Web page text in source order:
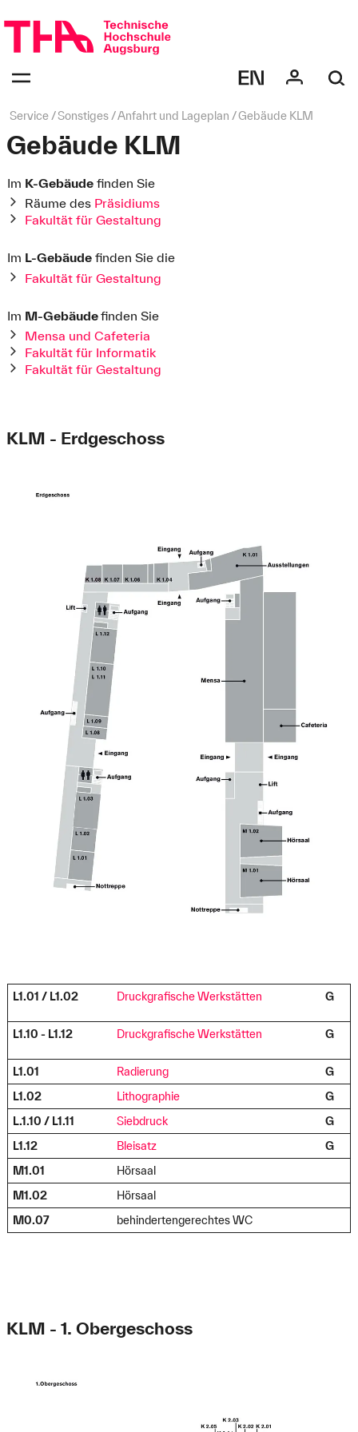
überspringen
bestätigen
des
Seitenpfad:
Service Sonstiges Anfahrt und Lageplan Gebäude KLM
Gebäude KLM
Im K-Gebäudefinden Sie
Räume des Präsidiums
Fakultät für Gestaltung
Im L-Gebäudefinden Sie die
Fakultät für Gestaltung
Im M-Gebäudefinden Sie
Mensa und Cafeteria
Fakultät für Informatik
Fakultät für Gestaltung
KLM - Erdgeschoss
L1.01 / L1.02 Druckgrafische Werkstätten G
L1.10 - L1.12 Druckgrafische Werkstätten G
L1.01 Radierung
G
L1.02
Lithographie
G
L.1.10 / L1.11
Siebdruck
G
L1.12
Bleisatz
G
M1.01
Hörsaal
M1.02
Hörsaal
M0.07
behindertengerechtes WC
KLM - 1. Obergeschoss